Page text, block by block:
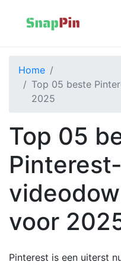
Home
Top 05 beste
2025
Top 05
Pinterest-
voor
Pinterest is een uiterst